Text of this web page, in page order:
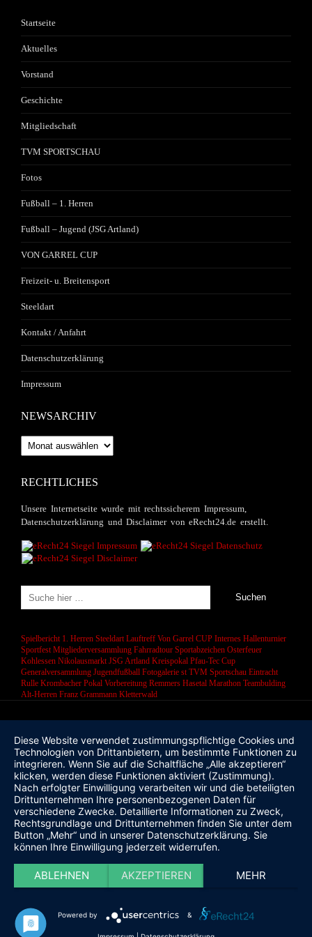
Startseite
Aktuelles
Vorstand
Geschichte
Mitgliedschaft
TVM SPORTSCHAU
Fotos
Fußball – 1. Herren
Fußball – Jugend (JSG Artland)
VON GARREL CUP
Freizeit- u. Breitensport
Steeldart
Kontakt / Anfahrt
Datenschutzerklärung
Impressum
NEWSARCHIV
Newsarchiv
RECHTLICHES
Unsere Internetseite wurde mit rechtssicherem Impressum,
Datenschutzerklärung und Disclaimer von eRecht24.de erstellt.
Spielbericht 1. Herren Steeldart Lauftreff Von Garrel CUP Internes Hallenturnier
Sportfest Mitgliederversammlung Fahrradtour Sportabzeichen Osterfeuer
Kohlessen Nikolausmarkt JSG Artland Kreispokal Pfau-Tec Cup
Generalversammlung Jugendfußball Fotogalerie st TVM Sportschau Eintracht
Rulle Krombacher Pokal Vorbereitung Remmers Hasetal Marathon Teambulding
Alt-Herren Franz Grammann Kletterwald
Diese Website verwendet zustimmungspflichtige Cookies und
Technologien von Drittanbietern, um bestimmte Funktionen zu
integrieren. Wenn Sie auf die Schaltfläche „Alle akzeptieren“
klicken, werden diese Funktionen aktiviert (Zustimmung).
Nach erfolgter Einwilligung verarbeiten wir und die beteiligten
Drittunternehmen Ihre personenbezogenen Daten für
verschiedene Zwecke. Detaillierte Informationen zu Zweck,
Rechtsgrundlage und Drittunternehmen finden Sie unter dem
Button „Mehr“ und in unserer Datenschutzerklärung. Sie
können Ihre Einwilligung jederzeit widerrufen.
ABLEHNEN AKZEPTIEREN MEHR
Powered by &